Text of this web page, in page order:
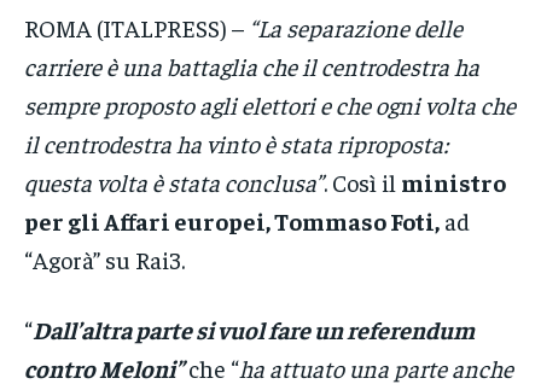
ROMA (ITALPRESS) – “La separazione delle
carriere è una battaglia che il centrodestra ha
sempre proposto agli elettori e che ogni volta che
il centrodestra ha vinto è stata riproposta:
questa volta è stata conclusa”. Così il ministro
per gli Affari europei, Tommaso Foti, ad
“Agorà” su Rai3.
“Dall’altra parte si vuol fare un referendum
contro Meloni”che “ha attuato una parte anche